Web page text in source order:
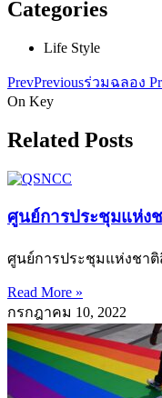
Categories
Life Style
PrevPreviousร่วมฉลอง
On Key
Related Posts
ศูนย์การประชุมแห่ง
ศูนย์การประชุมแห่งชาติ
Read More »
กรกฎาคม 10, 2022